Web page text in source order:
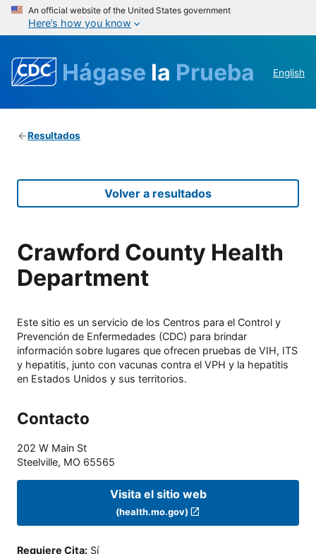
An official website of the United States government
Here’s how you know
Hágase la Prueba English
Resultados
Volver a resultados
Crawford County Health
Department
Este sitio es un servicio de los Centros para el Control y
Prevención de Enfermedades (CDC) para brindar
información sobre lugares que ofrecen pruebas de VIH, ITS
y hepatitis, junto con vacunas contra el VPH y la hepatitis
en Estados Unidos y sus territorios.
Contacto
202 W Main St
Steelville, MO 65565
Visita el sitio web
(health.mo.gov)
Requiere Cita: Sí